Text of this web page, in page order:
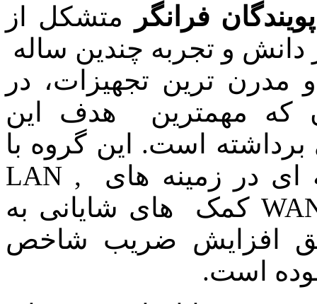
فرانگر
متشکل از
و تجربه چندین ساله
مدرن ترین تجهیزات، در
که مهمترین هدف این
است. این گروه با
ای در زمینه های LAN ,
کمک های شایانی به
افزایش ضریب شاخص
است.